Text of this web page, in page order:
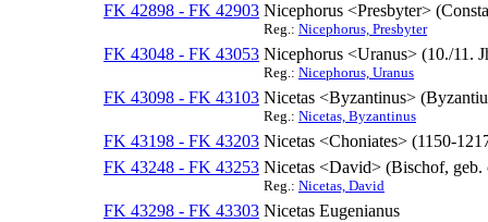
FK 42898 - FK 42903 Nicephorus <Presbyter>
Reg.: Nicephorus, Presbyter
FK 43048 - FK 43053 Nicephorus <Uranus> (10./11.
Reg.: Nicephorus, Uranus
FK 43098 - FK 43103 Nicetas <Byzantinus>
Reg.: Nicetas, Byzantinus
FK 43198 - FK 43203 Nicetas <Choniates> (1150-
FK 43248 - FK 43253 Nicetas <David> (Bischof, geb.
Reg.: Nicetas, David
FK 43298 - FK 43303 Nicetas Eugenianus